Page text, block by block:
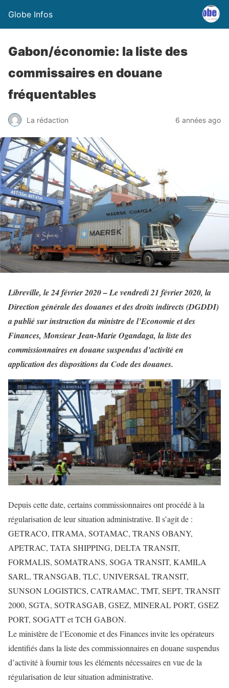
Globe Infos
Gabon/économie: la liste des
commissaires en douane
fréquentables
La rédaction 6 années ago
Libreville, le 24 février 2020 – Le vendredi 21 février 2020, la
Direction générale des douanes et des droits indirects (DGDDI)
a publié sur instruction du ministre de l’Economie et des
Finances, Monsieur Jean-Marie Ogandaga, la liste des
commissionnaires en douane suspendus d’activité en
application des dispositions du Code des douanes.
Depuis cette date, certains commissionnaires ont procédé à la
régularisation de leur situation administrative. Il s’agit de :
GETRACO, ITRAMA, SOTAMAC, TRANS OBANY,
APETRAC, TATA SHIPPING, DELTA TRANSIT,
FORMALIS, SOMATRANS, SOGA TRANSIT, KAMILA
SARL, TRANSGAB, TLC, UNIVERSAL TRANSIT,
SUNSON LOGISTICS, CATRAMAC, TMT, SEPT, TRANSIT
2000, SGTA, SOTRASGAB, GSEZ, MINERAL PORT, GSEZ
PORT, SOGATT et TCH GABON.
Le ministère de l’Economie et des Finances invite les opérateurs
identifiés dans la liste des commissionnaires en douane suspendus
d’activité à fournir tous les éléments nécessaires en vue de la
régularisation de leur situation administrative.